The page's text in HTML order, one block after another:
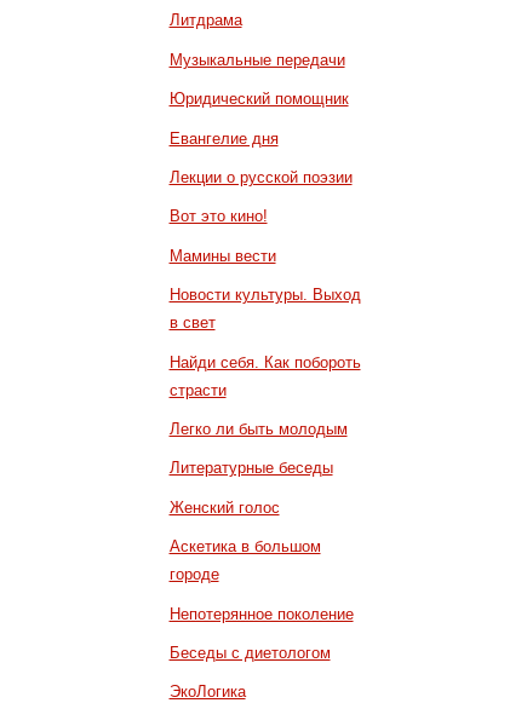
Литдрама
Музыкальные передачи
Юридический помощник
Евангелие дня
Лекции о русской поэзии
Вот это кино!
Мамины вести
Новости культуры. Выход
в свет
Найди себя. Как побороть
страсти
Легко ли быть молодым
Литературные беседы
Женский голос
Аскетика в большом
городе
Непотерянное поколение
Беседы с диетологом
ЭкоЛогика